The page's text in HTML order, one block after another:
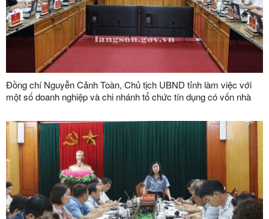
Đồng chí Nguyễn Cảnh Toàn, Chủ tịch UBND tỉnh làm việc với
một số doanh nghiệp và chi nhánh tổ chức tín dụng có vốn nhà